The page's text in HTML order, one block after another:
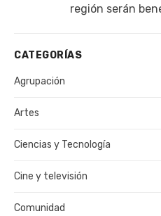
publicación:región serán
CATEGORÍAS
Agrupación
Artes
Ciencias y Tecnología
Cine y televisión
Comunidad